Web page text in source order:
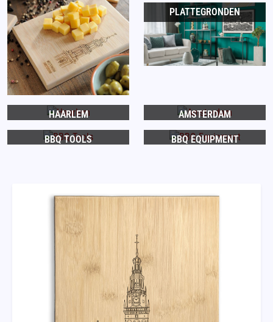
PLATTEGRONDEN
HAARLEM AMSTERDAM
BBQ TOOLS BBQ EQUIPMENT